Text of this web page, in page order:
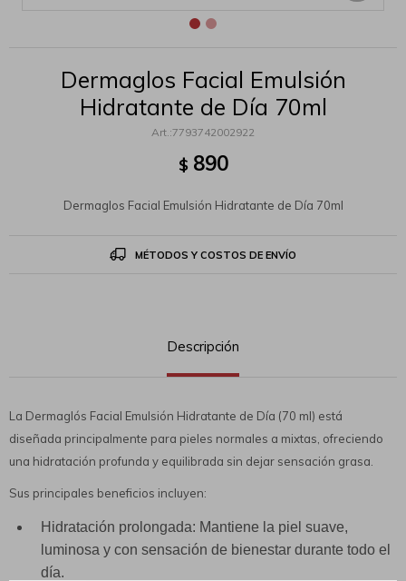
Dermaglos Facial Emulsión
Hidratante de Día 70ml
7793742002922
$ 890
Dermaglos Facial Emulsión Hidratante de Día 70ml
MÉTODOS Y COSTOS DE ENVÍO
Descripción
La Dermaglós Facial Emulsión Hidratante de Día (70 ml) está
diseñada principalmente para pieles normales a mixtas, ofreciendo
una hidratación profunda y equilibrada sin dejar sensación grasa.
Sus principales beneficios incluyen:
Hidratación prolongada: Mantiene la piel suave,
luminosa y con sensación de bienestar durante todo el
día.